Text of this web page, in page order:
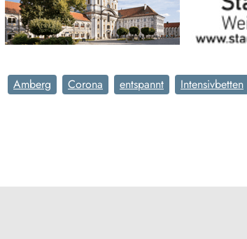
Amberg Corona entspannt Intensivbetten